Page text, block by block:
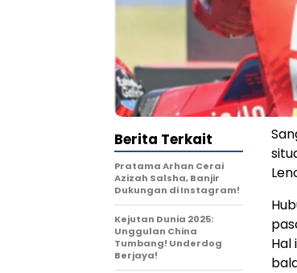
Hal
Berita Terkait
Pratama Arhan Cerai
Azizah Salsha, Banjir
Dukungan di Instagram!
Kejutan Dunia 2025:
Unggulan China
Tumbang! Underdog
Berjaya!